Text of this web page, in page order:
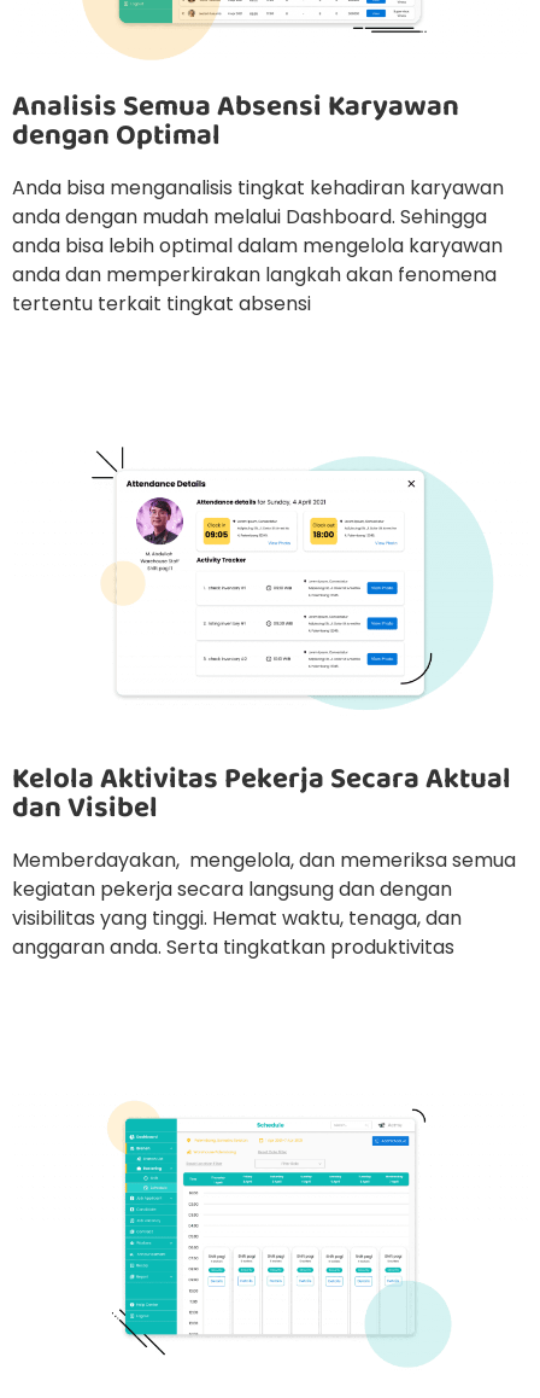
Analisis Semua Absensi Karyawan
dengan Optimal
Anda bisa menganalisis tingkat kehadiran karyawan
anda dengan mudah melalui Dashboard. Sehingga
anda bisa lebih optimal dalam mengelola karyawan
anda dan memperkirakan langkah akan fenomena
tertentu terkait tingkat absensi
Kelola Aktivitas Pekerja Secara Aktual
dan Visibel
Memberdayakan, mengelola, dan memeriksa semua
kegiatan pekerja secara langsung dan dengan
visibilitas yang tinggi. Hemat waktu, tenaga, dan
anggaran anda. Serta tingkatkan produktivitas